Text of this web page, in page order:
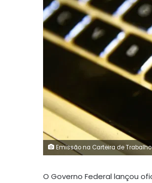
Emissão na Carteira de
O Governo Federal lançou